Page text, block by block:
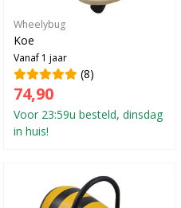
Wheelybug
Koe
Vanaf 1 jaar
(8)
74,90
Voor 23:59u besteld, dinsdag
in huis!